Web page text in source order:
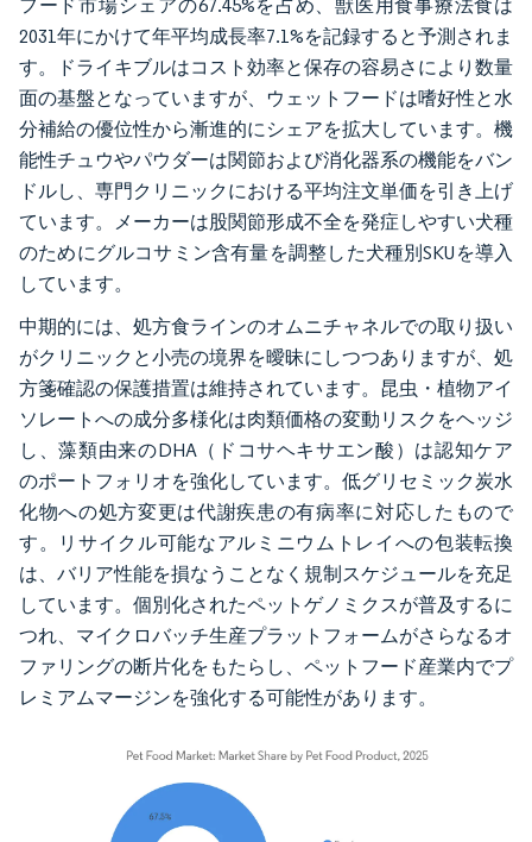
フード市場シェアの67.45%を占め、獣医用食事療法食は
2031年にかけて年平均成長率7.1%を記録すると予測されま
す。ドライキブルはコスト効率と保存の容易さにより数量
面の基盤となっていますが、ウェットフードは嗜好性と水
分補給の優位性から漸進的にシェアを拡大しています。機
能性チュウやパウダーは関節および消化器系の機能をバン
ドルし、専門クリニックにおける平均注文単価を引き上げ
ています。メーカーは股関節形成不全を発症しやすい犬種
のためにグルコサミン含有量を調整した犬種別SKUを導入
しています。
中期的には、処方食ラインのオムニチャネルでの取り扱い
がクリニックと小売の境界を曖昧にしつつありますが、処
方箋確認の保護措置は維持されています。昆虫・植物アイ
ソレートへの成分多様化は肉類価格の変動リスクをヘッジ
し、藻類由来のDHA（ドコサヘキサエン酸）は認知ケア
のポートフォリオを強化しています。低グリセミック炭水
化物への処方変更は代謝疾患の有病率に対応したもので
す。リサイクル可能なアルミニウムトレイへの包装転換
は、バリア性能を損なうことなく規制スケジュールを充足
しています。個別化されたペットゲノミクスが普及するに
つれ、マイクロバッチ生産プラットフォームがさらなるオ
ファリングの断片化をもたらし、ペットフード産業内でプ
レミアムマージンを強化する可能性があります。